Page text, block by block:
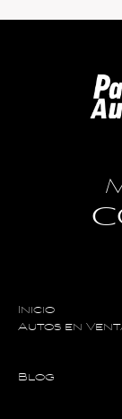
Inicio
Autos en
Blog